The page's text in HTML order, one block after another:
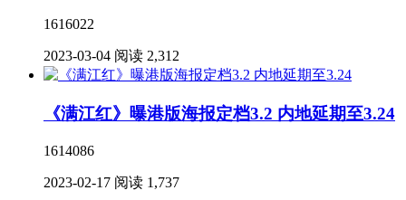
1616022
2023-03-04 阅读 2,312
《满江红》曝港版海报定档3.2 内地延期至3.24
1614086
2023-02-17 阅读 1,737